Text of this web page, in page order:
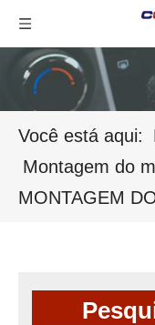
Você está aqui:
Montagem do
MONTAGEM